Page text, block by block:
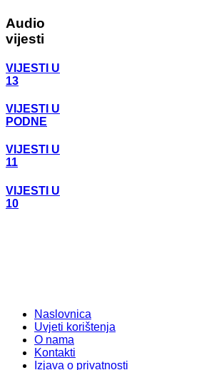
Audio
vijesti
VIJESTI U
13
VIJESTI U
PODNE
VIJESTI U
11
VIJESTI U
10
Naslovnica
Uvjeti korištenja
O nama
Kontakti
Izjava o privatnosti